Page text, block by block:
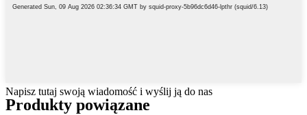
Napisz tutaj swoją wiadomość i wyślij ją do nas
Produkty powiązane